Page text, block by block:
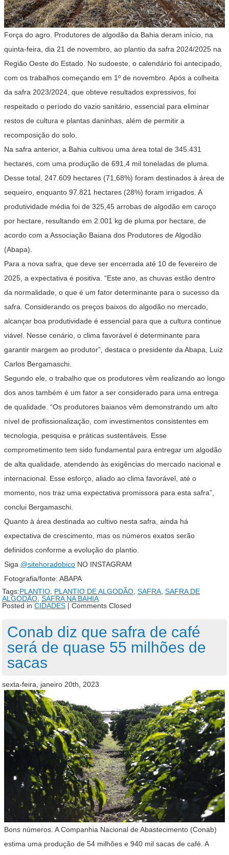
Força do agro. Produtores de algodão da Bahia deram início, na
quinta-feira, dia 21 de novembro, ao plantio da safra 2024/2025 na
Região Oeste do Estado. No sudoeste, o calendário foi antecipado,
com os trabalhos começando em 1º de novembro. Após a colheita
da safra 2023/2024, que obteve resultados expressivos, foi
respeitado o período do vazio sanitário, essencial para eliminar
restos de cultura e plantas daninhas, além de permitir a
recomposição do solo.
Na safra anterior, a Bahia cultivou uma área total de 345.431
hectares, com uma produção de 691,4 mil toneladas de pluma.
Desse total, 247.609 hectares (71,68%) foram destinados à área de
sequeiro, enquanto 97.821 hectares (28%) foram irrigados. A
produtividade média foi de 325,45 arrobas de algodão em caroço
por hectare, resultando em 2.001 kg de pluma por hectare, de
acordo com a Associação Baiana dos Produtores de Algodão
(Abapa).
Para a nova safra, que deve ser encerrada até 10 de fevereiro de
2025, a expectativa é positiva. “Este ano, as chuvas estão dentro
da normalidade, o que é um fator determinante para o sucesso da
safra. Considerando os preços baixos do algodão no mercado,
alcançar boa produtividade é essencial para que a cultura continue
viável. Nesse cenário, o clima favorável é determinante para
garantir margem ao produtor”, destaca o presidente da Abapa, Luiz
Carlos Bergamaschi.
Segundo ele, o trabalho que os produtores vêm realizando ao longo
dos anos também é um fator a ser considerado para uma entrega
de qualidade. “Os produtores baianos vêm demonstrando um alto
nível de profissionalização, com investimentos consistentes em
tecnologia, pesquisa e práticas sustentáveis. Esse
comprometimento tem sido fundamental para entregar um algodão
de alta qualidade, atendendo às exigências do mercado nacional e
internacional. Esse esforço, aliado ao clima favorável, até o
momento, nos traz uma expectativa promissora para esta safra”,
conclui Bergamaschi.
Quanto à área destinada ao cultivo nesta safra, ainda há
expectativa de crescimento, mas os números exatos serão
definidos conforme a evolução do plantio.
Siga @sitehoradobico NO INSTAGRAM
Fotografia/fonte: ABAPA
Tags:PLANTIO PLANTIO DE ALGODÃO SAFRA SAFRA DE
ALGODÃO SAFRA NA BAHIA
Posted in CIDADES | Comments Closed
Conab diz que safra de café
será de quase 55 milhões de
sacas
sexta-feira, janeiro 20th, 2023
Bons números. A Companhia Nacional de Abastecimento (Conab)
estima uma produção de 54 milhões e 940 mil sacas de café. A